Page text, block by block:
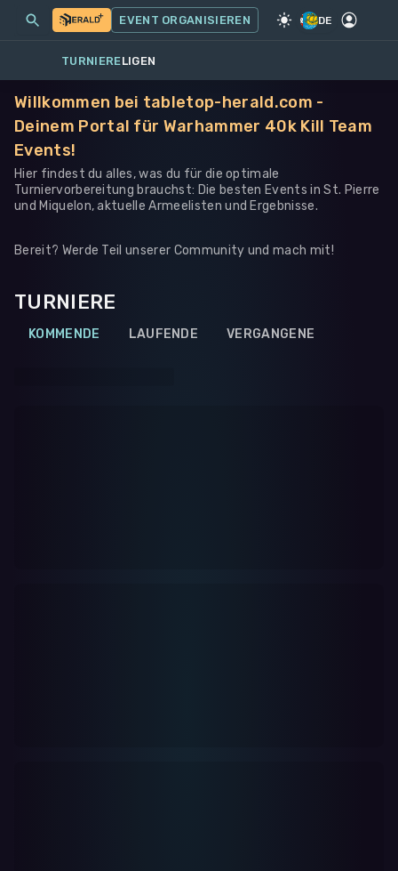
SPIEL·WARHAMMER 40K
MEINE EVENTS MEHR
EVENT ORGANISIEREN DE
TURNIERELIGEN
Willkommen bei tabletop-herald.com -
Deinem Portal für Warhammer 40k Kill Team
Events!
Hier findest du alles, was du für die optimale
Turniervorbereitung brauchst: Die besten Events in St. Pierre
und Miquelon, aktuelle Armeelisten und Ergebnisse.
Bereit? Werde Teil unserer Community und mach mit!
TURNIERE
KOMMENDE LAUFENDE VERGANGENE